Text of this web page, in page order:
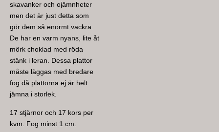
skavanker och ojämnheter
men det är just detta som
gör dem så enormt vackra.
De har en varm nyans, lite åt
mörk choklad med röda
stänk i leran. Dessa plattor
måste läggas med bredare
fog då plattorna ej är helt
jämna i storlek.
17 stjärnor och 17 kors per
kvm. Fog minst 1 cm.